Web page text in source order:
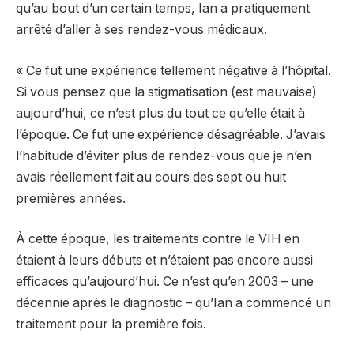
qu’au bout d’un certain temps, Ian a pratiquement
arrêté d’aller à ses rendez-vous médicaux.
« Ce fut une expérience tellement négative à l’hôpital.
Si vous pensez que la stigmatisation (est mauvaise)
aujourd’hui, ce n’est plus du tout ce qu’elle était à
l’époque. Ce fut une expérience désagréable. J’avais
l’habitude d’éviter plus de rendez-vous que je n’en
avais réellement fait au cours des sept ou huit
premières années.
À cette époque, les traitements contre le VIH en
étaient à leurs débuts et n’étaient pas encore aussi
efficaces qu’aujourd’hui. Ce n’est qu’en 2003 – une
décennie après le diagnostic – qu’Ian a commencé un
traitement pour la première fois.